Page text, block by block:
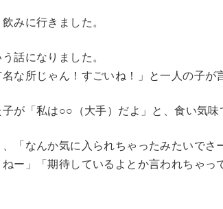
みに行きました。
話になりました。
な所じゃん！すごいね！」と一人の子が
が「私は○○（大手）だよ」と、食い気味
「なんか気に入られちゃったみたいでさ
ー」「期待しているよとか言われちゃっ